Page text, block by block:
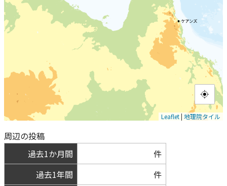
Leaflet| 地理院タイル
周辺の投稿
過去1か月間
件
過去1年間
件